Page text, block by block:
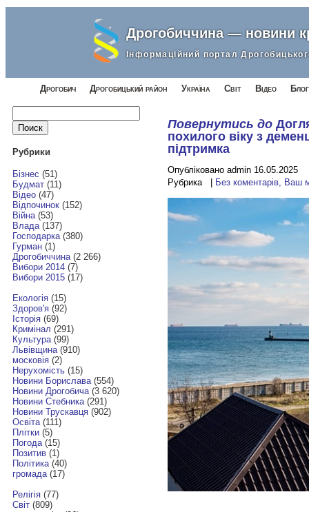
Дрогобиччина — новини
Інформаційний портал
Дрогобич Дрогобицький район Україна Світ Відео
Найти:
Рубрики
Бізнес (51)
Будмат(11)
Відео(47)
Відпочинок(152)
Війна(53)
Влада(137)
Господарка(380)
Гурман(1)
Дрогобиччина(2 266)
Вибори 2014(7)
Вибори 2015(17)
Екологія(15)
Здоров'я(92)
Історія(69)
Кримінал (291)
Культура(99)
Львівщина(910)
московія(2)
Нерухомість(15)
Новини Борислава(554)
Новини Дрогобича(3 620)
Новини Стебника(291)
Новини Трускавця(902)
Освіта(111)
Плітки(5)
Погода(15)
Позитив(1)
Політика(40)
громада(17)
Релігія(77)
Світ(809)
Повернутись до
похилого віку з
підтримка
Опубліковано admin 16.05.2025
Рубрика | Без коментарів, Ваш